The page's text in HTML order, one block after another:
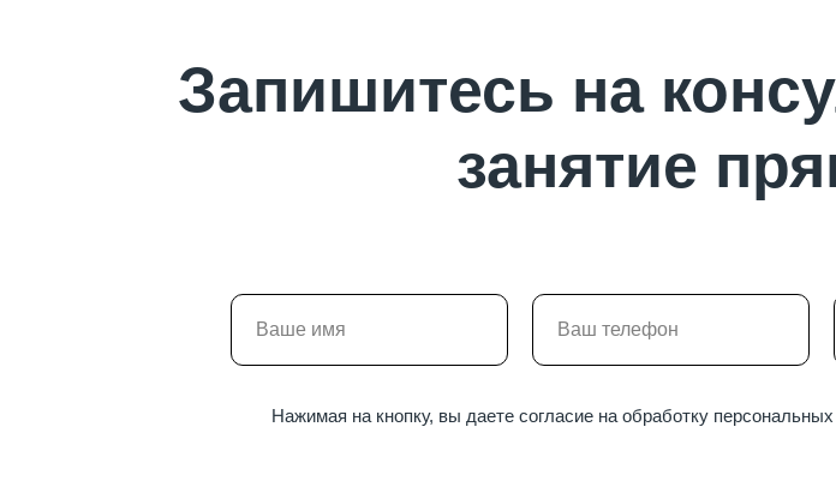
Запишитесь на
занятие
Нажимая на кнопку, вы даете согласие на обработку